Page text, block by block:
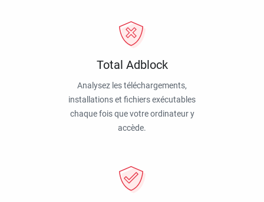
Total Adblock
Analysez les téléchargements,
installations et fichiers exécutables
chaque fois que votre ordinateur y
accède.